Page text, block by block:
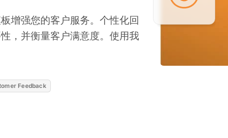
增强您的客户服务。个性化回
，并衡量客户满意度。使用我
Feedback